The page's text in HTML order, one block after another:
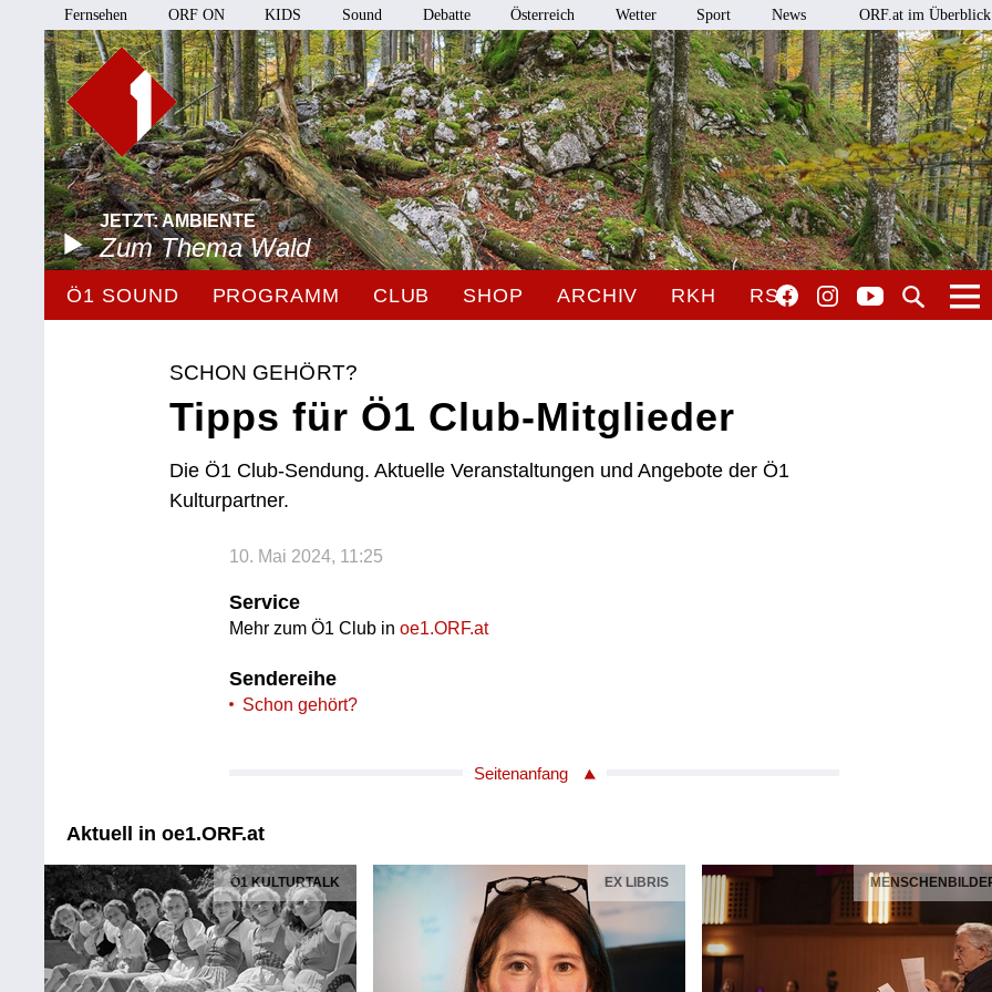
Fernsehen ORF ON KIDS Sound Debatte Österreich Wetter Sport News ORF.at im Überblick
JETZT: AMBIENTE
Zum Thema Wald
Ö1 SOUND PROGRAMM CLUB SHOP ARCHIV RKH RSO
SCHON GEHÖRT?
Tipps für Ö1 Club-Mitglieder
Die Ö1 Club-Sendung. Aktuelle Veranstaltungen und Angebote der Ö1
Kulturpartner.
10. Mai 2024, 11:25
Service
Mehr zum Ö1 Club inoe1.ORF.at
Sendereihe
Schon gehört?
Seitenanfang
Aktuell in oe1.ORF.at
Ö1 KULTURTALK EX LIBRIS